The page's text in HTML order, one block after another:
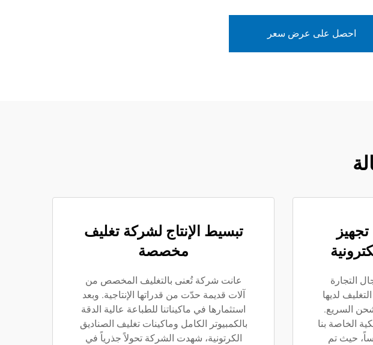
احصل على عرض سعر
التجارة
لديها
السريع.
الخاصة بنا
حيث تم
تبسيط الإنتاج لشركة تغليف
مخصصة
عانت شركة تُعنى بالتغليف المخصص من
آلات قديمة حدّت من قدراتها الإنتاجية. وبعد
استثمارها في ماكيناتنا للطباعة عالية الدقة
بالكمبيوتر الكامل وماكينات تغليف الصناديق
الكرتونية، شهدت الشركة تحولاً جذرياً في